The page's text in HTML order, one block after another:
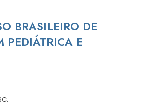
BRASILEIRO DE
PEDIÁTRICA E